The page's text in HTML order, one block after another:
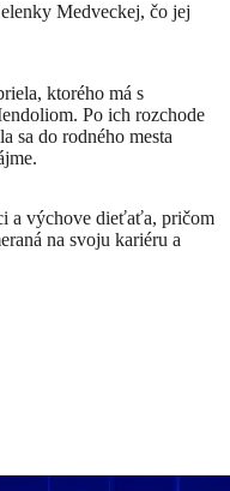
Medveckej, čo jej
ktorého má s
Po ich rozchode
sa do rodného mesta
a výchove dieťaťa, pričom
na svoju kariéru a